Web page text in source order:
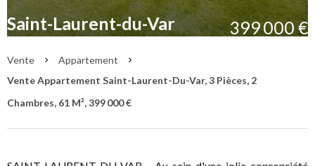
Saint-Laurent-du-Var 399 000 €
Vente
Appartement
Vente Appartement Saint-Laurent-Du-Var, 3 Pièces, 2
Chambres, 61 M², 399 000 €